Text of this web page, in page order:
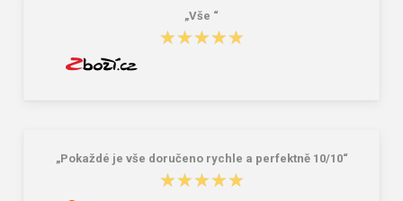
„Vše “
★★★★★
★★★★★
„Pokaždé je vše doručeno rychle a perfektně 10/10“
★★★★★
★★★★★